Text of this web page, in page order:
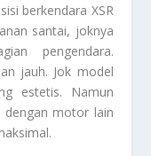
berkendara XSR
santai, joknya
pengendara.
jauh. Jok model
estetis. Namun
dengan motor lain